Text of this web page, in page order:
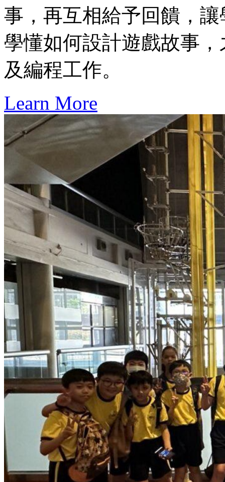
事，再互相給予回饋，
學懂如何設計遊戲故事
及編程工作。
Learn More